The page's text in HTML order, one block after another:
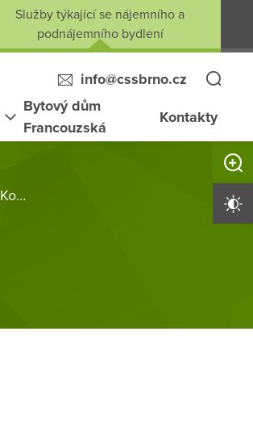
Služby týkající se nájemního a
podnájemního bydlení
info@cssbrno.cz
Bytový dům
Francouzská
Kontakty
Kontakt